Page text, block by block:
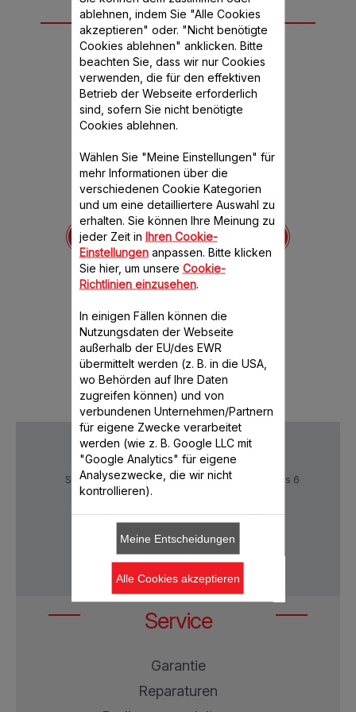
10 Zubehör-Teil(e)
für dieses Produkt
Gehäuse Plastik Kegel
SS-1530000100
Einfacher Gebrauch.
Verfügbare Menge.
CHF 11.00
In den Warenkorb legen
Sichere Zahlung
Lieferzeiten: 5 bis 6
Service
Garantie
Reparaturen
ablehnen, indem Sie "Alle Cookies
akzeptieren" oder. "Nicht benötigte
Cookies ablehnen" anklicken. Bitte
beachten Sie, dass wir nur Cookies
verwenden, die für den effektiven
Betrieb der Webseite erforderlich
sind, sofern Sie nicht benötigte
Cookies ablehnen.
Wählen Sie "Meine Einstellungen" für
mehr Informationen über die
verschiedenen Cookie Kategorien
und um eine detailliertere Auswahl zu
erhalten. Sie können Ihre Meinung zu
jeder Zeit in Ihren Cookie-
Einstellungenanpassen. Bitte klicken
Sie hier, um unsere Cookie-
Richtlinien einzusehen.
In einigen Fällen können die
Nutzungsdaten der Webseite
außerhalb der EU/des EWR
übermittelt werden (z. B. in die USA,
wo Behörden auf Ihre Daten
zugreifen können) und von
verbundenen Unternehmen/Partnern
für eigene Zwecke verarbeitet
werden (wie z. B. Google LLC mit
"Google Analytics" für eigene
Analysezwecke, die wir nicht
kontrollieren).
Meine Entscheidungen
Alle Cookies akzeptieren